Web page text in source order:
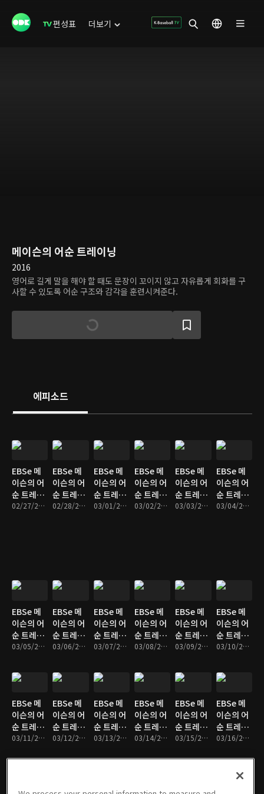
편성표 더보기
메이슨의 어순 트레이닝
2016
영어로 길게 말을 해야 할 때도 문장이 꼬이지 않고 자유롭게 회화를 구
사할 수 있도록 어순 구조와 감각을 훈련시켜준다.
에피소드
EBSe 메
이슨의 어
순 트레이
닝 : Unit02/27/2017 • 10분
EBSe 메
이슨의 어
순 트레이
닝 : Unit02/28/2017 • 10분
EBSe 메
이슨의 어
순 트레이
닝 : Unit03/01/2017 • 10분
EBSe 메
이슨의 어
순 트레이
닝 : Unit03/02/2017 • 10분
EBSe 메
이슨의 어
순 트레이
닝 : Unit03/03/2017 • 10분
EBSe 메
이슨의 어
순 트레이
닝 : Unit03/04/2017 • 10분
EBSe 메
이슨의 어
순 트레이
닝 : Unit
That ~
03/05/2017 • 10분
EBSe 메
이슨의 어
순 트레이
닝 : Unit
평서문 -
What 주
03/06/2017 • 9분
EBSe 메
이슨의 어
순 트레이
닝 : Unit
부정문 -
What 주
03/07/2017 • 10분
EBSe 메
이슨의 어
순 트레이
닝 : Unit
의문문 -
What 주
03/08/2017 • 10분
EBSe 메
이슨의 어
순 트레이
닝 : Unit
+ 무엇
03/09/2017 • 10분
EBSe 메
이슨의 어
순 트레이
닝 : Unit
+ 사람 +
무엇
03/10/2017 • 10분
EBSe 메
이슨의 어
순 트레이
닝 : Unit
+ 사람 +
03/11/2017 • 10분
EBSe 메
이슨의 어
순 트레이
닝 : Unit
+ 사람 +
03/12/2017 • 10분
EBSe 메
이슨의 어
순 트레이
닝 : Unit
Bet ~
03/13/2017 • 10분
EBSe 메
이슨의 어
순 트레이
닝 : Unit
Without
03/14/2017 • 10분
EBSe 메
이슨의 어
순 트레이
닝 : Unit
Without
03/15/2017 • 10분
EBSe 메
이슨의 어
순 트레이
닝 : Unit
What Is
... Like?
03/16/2017 • 10분